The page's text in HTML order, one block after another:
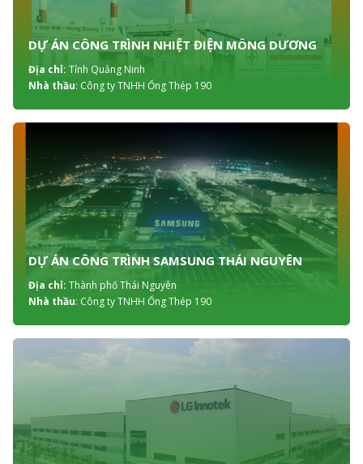
DỰ ÁN CÔNG TRÌNH NHIỆT ĐIỆN MÔNG DƯƠNG
Địa chỉ: Tỉnh Quảng Ninh
Nhà thầu: Công ty TNHH Ống Thép 190
DỰ ÁN CÔNG TRÌNH SAMSUNG THÁI NGUYÊN
Địa chỉ:Thành phố Thái Nguyên
Nhà thầu: Công ty TNHH Ống Thép 190